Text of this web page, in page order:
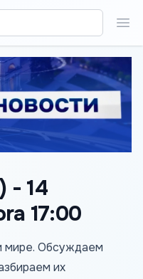
- 14
17:00
мире. Обсуждаем
их